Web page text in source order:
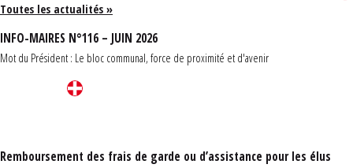
Toutes les actualités »
INFO-MAIRES N°116 – JUIN 2026
Mot du Président : Le bloc communal, force de proximité et d'avenir
Remboursement des frais de garde ou d’assistance pour les élus